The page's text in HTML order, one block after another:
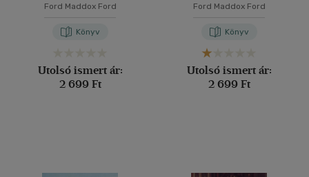
Ford Maddox Ford
Könyv
Utolsó ismert ár:
2 699 Ft
Ford Maddox Ford
Könyv
Utolsó ismert ár:
2 699 Ft